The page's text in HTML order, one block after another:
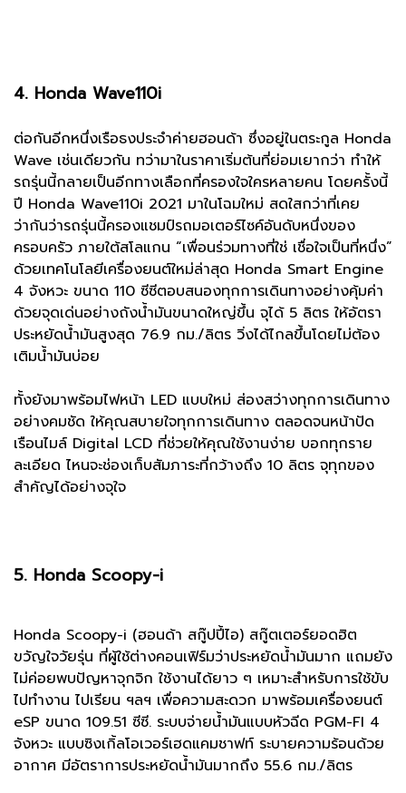
4. Honda Wave110i
ต่อกันอีกหนึ่งเรือธงประจำค่ายฮอนด้า ซึ่งอยู่ในตระกูล Honda
Wave เช่นเดียวกัน ทว่ามาในราคาเริ่มต้นที่ย่อมเยากว่า ทำให้
รถรุ่นนี้กลายเป็นอีกทางเลือกที่ครองใจใครหลายคน โดยครั้งนี้
ปี Honda Wave110i 2021 มาในโฉมใหม่ สดใสกว่าที่เคย
ว่ากันว่ารถรุ่นนี้ครองแชมป์รถมอเตอร์ไซค์อันดับหนึ่งของ
ครอบครัว ภายใต้สโลแกน “เพื่อนร่วมทางที่ใช่ เชื่อใจเป็นที่หนึ่ง”
ด้วยเทคโนโลยีเครื่องยนต์ใหม่ล่าสุด Honda Smart Engine
4 จังหวะ ขนาด 110 ซีซีตอบสนองทุกการเดินทางอย่างคุ้มค่า
ด้วยจุดเด่นอย่างถังน้ำมันขนาดใหญ่ขึ้น จุได้ 5 ลิตร ให้อัตรา
ประหยัดน้ำมันสูงสุด 76.9 กม./ลิตร วิ่งได้ไกลขึ้นโดยไม่ต้อง
เติมน้ำมันบ่อย
ทั้งยังมาพร้อมไฟหน้า LED แบบใหม่ ส่องสว่างทุกการเดินทาง
อย่างคมชัด ให้คุณสบายใจทุกการเดินทาง ตลอดจนหน้าปัด
เรือนไมล์ Digital LCD ที่ช่วยให้คุณใช้งานง่าย บอกทุกราย
ละเอียด ไหนจะช่องเก็บสัมภาระที่กว้างถึง 10 ลิตร จุทุกของ
สำคัญได้อย่างจุใจ
5. Honda Scoopy-i
Honda Scoopy-i (ฮอนด้า สกู๊ปปี้ไอ) สกู๊ตเตอร์ยอดฮิต
ขวัญใจวัยรุ่น ที่ผู้ใช้ต่างคอนเฟิร์มว่าประหยัดน้ำมันมาก แถมยัง
ไม่ค่อยพบปัญหาจุกจิก ใช้งานได้ยาว ๆ เหมาะสำหรับการใช้ขับ
ไปทำงาน ไปเรียน ฯลฯ เพื่อความสะดวก มาพร้อมเครื่องยนต์
eSP ขนาด 109.51 ซีซี. ระบบจ่ายน้ำมันแบบหัวฉีด PGM-FI 4
จังหวะ แบบซิงเกิ้ลโอเวอร์เฮดแคมชาฟท์ ระบายความร้อนด้วย
อากาศ มีอัตราการประหยัดน้ำมันมากถึง 55.6 กม./ลิตร